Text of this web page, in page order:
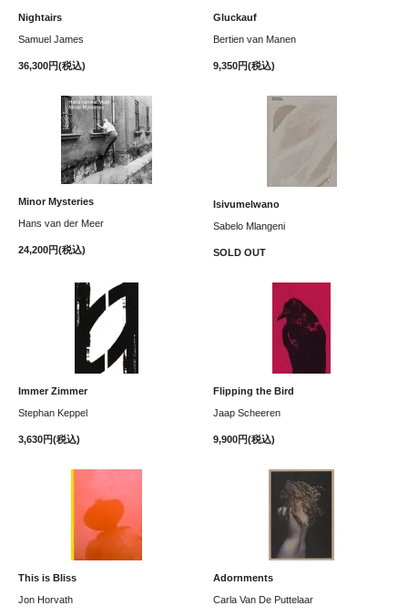
Nightairs
Samuel James
36,300円(税込)
Gluckauf
Bertien van Manen
9,350円(税込)
Minor Mysteries
Hans van der Meer
24,200円(税込)
Isivumelwano
Sabelo Mlangeni
SOLD OUT
Immer Zimmer
Stephan Keppel
3,630円(税込)
Flipping the Bird
Jaap Scheeren
9,900円(税込)
This is Bliss
Jon Horvath
Adornments
Carla Van De Puttelaar